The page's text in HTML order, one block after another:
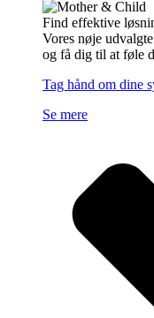
Find effektive
Vores nøje
og få dig til at føle
Tag hånd om dine
Se mere